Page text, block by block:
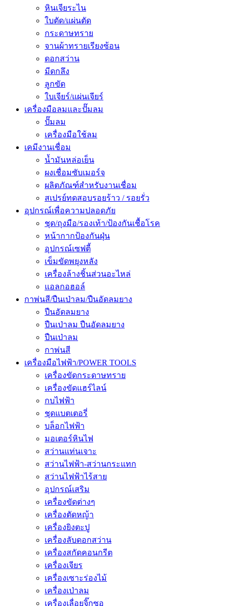
หินเจียระไน
ใบตัด/แผ่นตัด
กระดาษทราย
จานผ้าทรายเรียงซ้อน
ดอกสว่าน
มีดกลึง
ลูกขัด
ใบเจียร์/แผ่นเจียร์
เครื่องมือลมและปั๊มลม
ปั๊มลม
เครื่องมือใช้ลม
เคมีงานเชื่อม
น้ำมันหล่อเย็น
ผงเชื่อมซับเมอร์จ
ผลิตภัณฑ์สำหรับงานเชื่อม
สเปรย์ทดสอบรอยร้าว / รอยรั่ว
อุปกรณ์เพื่อความปลอดภัย
ชุด/ถุงมือ/รองเท้า/ป้องกันเชื้อโรค
หน้ากากป้องกันฝุ่น
อุปกรณ์เซฟตี้
เข็มขัดพยุงหลัง
เครื่องล้างชิ้นส่วนอะไหล่
แอลกอฮอล์
กาพ่นสี/ปืนเป่าลม/ปืนอัดลมยาง
ปืนอัดลมยาง
ปืนเป่าลม ปืนอัดลมยาง
ปืนเป่าลม
กาพ่นสี
เครื่องมือไฟฟ้า/POWER TOOLS
เครื่องขัดกระดาษทราย
เครื่องขัดแฮร์ไลน์
กบไฟฟ้า
ชุดแบตเตอรี่
บล็อกไฟฟ้า
มอเตอร์หินไฟ
สว่านแท่นเจาะ
สว่านไฟฟ้า-สว่านกระแทก
สว่านไฟฟ้าไร้สาย
อุปกรณ์เสริม
เครื่องขัดต่างๆ
เครื่องตัดหญ้า
เครื่องยิงตะปู
เครื่องลับดอกสว่าน
เครื่องสกัดคอนกรีต
เครื่องเจียร
เครื่องเซาะร่องไม้
เครื่องเป่าลม
เครื่องเลื่อยจิ๊กซอ